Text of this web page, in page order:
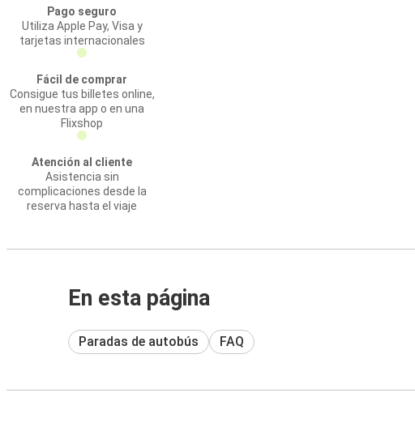
Pago seguro
Utiliza Apple Pay, Visa y
tarjetas internacionales
Fácil de comprar
Consigue tus billetes online,
en nuestra app o en una
Flixshop
Atención al cliente
Asistencia sin
complicaciones desde la
reserva hasta el viaje
En esta página
Paradas de autobús FAQ